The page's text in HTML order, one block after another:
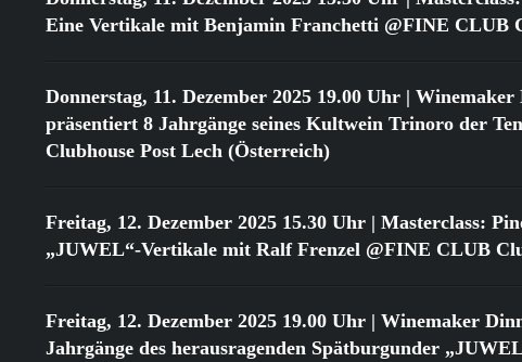
Eine Vertikale mit Benjamin Franchetti @FINE CLUB
Donnerstag, 11. Dezember 2025 19.00 Uhr |
präsentiert 8 Jahrgänge seines Kultwein Trinoro der
Clubhouse Post Lech (Österreich)
Freitag, 12. Dezember 2025 15.30 Uhr | Masterclass:
„JUWEL“-Vertikale mit Ralf Frenzel @FINE CLUB
Freitag, 12. Dezember 2025 19.00 Uhr | Winemaker
Jahrgänge des herausragenden Spätburgunder